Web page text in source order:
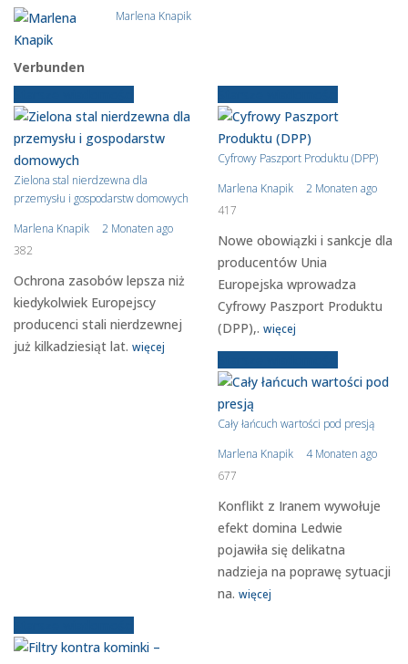
Marlena Knapik
Verbunden
Zielona stal nierdzewna dla
przemysłu i gospodarstw domowych
Marlena Knapik
2 Monaten ago
382
Ochrona zasobów lepsza niż
kiedykolwiek Europejscy
producenci stali nierdzewnej
już kilkadziesiąt lat. więcej
Cyfrowy Paszport Produktu (DPP)
Marlena Knapik
2 Monaten ago
417
Nowe obowiązki i sankcje dla
producentów Unia
Europejska wprowadza
Cyfrowy Paszport Produktu
(DPP),. więcej
Cały łańcuch wartości pod presją
Marlena Knapik
4 Monaten ago
677
Konflikt z Iranem wywołuje
efekt domina Ledwie
pojawiła się delikatna
nadzieja na poprawę sytuacji
na. więcej